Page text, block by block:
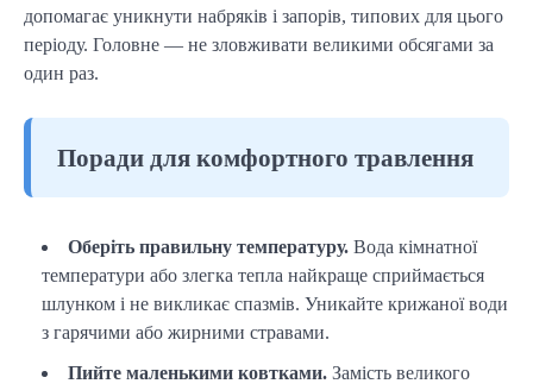
допомагає уникнути набряків і запорів, типових для цього
періоду. Головне — не зловживати великими обсягами за
один раз.
Поради для комфортного травлення
Оберіть правильну температуру. Вода кімнатної
температури або злегка тепла найкраще сприймається
шлунком і не викликає спазмів. Уникайте крижаної води
з гарячими або жирними стравами.
Пийте маленькими ковтками. Замість великого